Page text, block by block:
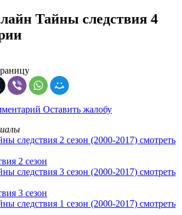
Тайны следствия 4
Оставить жалобу
2 сезон
3 сезон